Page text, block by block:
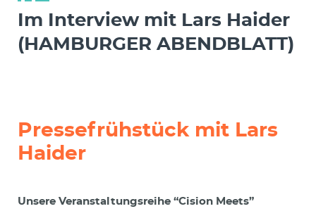
Im Interview mit Lars Haider
(HAMBURGER ABENDBLATT)
Pressefrühstück mit Lars
Haider
Unsere Veranstaltungsreihe “Cision Meets”